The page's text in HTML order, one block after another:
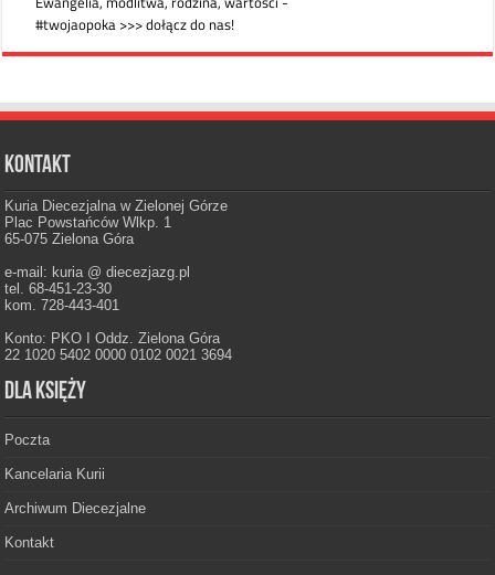
Kontakt
Kuria Diecezjalna w Zielonej Górze
Plac Powstańców Wlkp. 1
65-075 Zielona Góra
e-mail: kuria @ diecezjazg.pl
tel. 68-451-23-30
kom. 728-443-401
Konto: PKO I Oddz. Zielona Góra
22 1020 5402 0000 0102 0021 3694
Dla księży
Poczta
Kancelaria Kurii
Archiwum Diecezjalne
Kontakt